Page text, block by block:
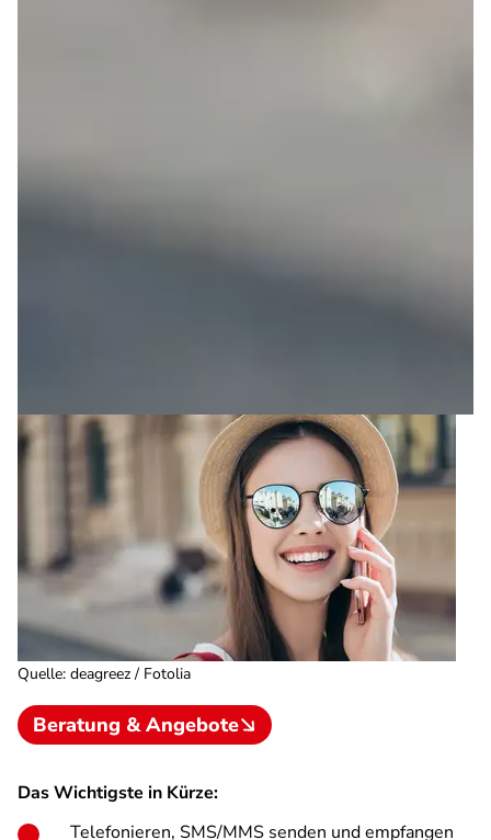
Quelle: deagreez / Fotolia
Beratung & Angebote
Das Wichtigste in Kürze:
Telefonieren, SMS/MMS senden und empfangen